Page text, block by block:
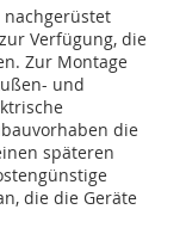
nachgerüstet
Verfügung, die
Zur Montage
und
die
späteren
die die Geräte